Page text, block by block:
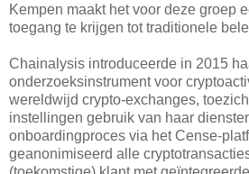
Kempen maakt het voor deze groep
toegang te krijgen tot traditionele
Chainalysis introduceerde in 2015
onderzoeksinstrument voor
wereldwijd crypto-exchanges,
instellingen gebruik van haar
onboardingproces via het Cense-
geanonimiseerd alle